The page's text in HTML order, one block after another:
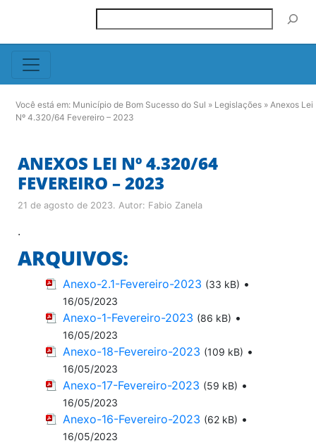
Você está em: Município de Bom Sucesso do Sul » Legislações » Anexos Lei
Nº 4.320/64 Fevereiro – 2023
ANEXOS LEI Nº 4.320/64
FEVEREIRO – 2023
21 de agosto de 2023. Autor: Fabio Zanela
.
ARQUIVOS:
Anexo-2.1-Fevereiro-2023 (33 kB) •
16/05/2023
Anexo-1-Fevereiro-2023 (86 kB) •
16/05/2023
Anexo-18-Fevereiro-2023 (109 kB) •
16/05/2023
Anexo-17-Fevereiro-2023 (59 kB) •
16/05/2023
Anexo-16-Fevereiro-2023 (62 kB) •
16/05/2023